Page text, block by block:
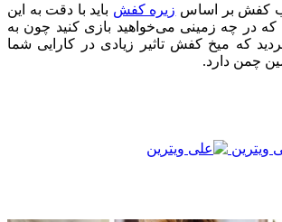
کفش بر اساس زیره کفش باید با دقت به این
که در چه زمینی می‌خواهید بازی کنید چون به
که میخ کفش تاثیر زیادی در کارایی شما
چمن دارد.